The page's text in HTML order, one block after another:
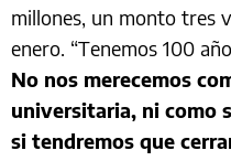
millones, un monto tres
enero. “Tenemos 100
No nos merecemos
universitaria, ni como
si tendremos que